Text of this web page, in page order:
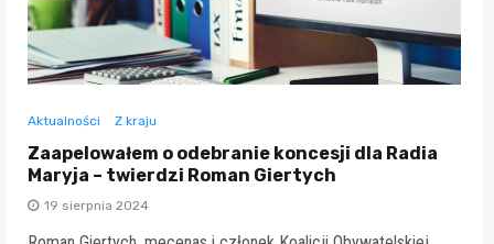
Aktualności Z kraju
Zaapelowałem o odebranie koncesji dla Radia
Maryja – twierdzi Roman Giertych
19 sierpnia 2024